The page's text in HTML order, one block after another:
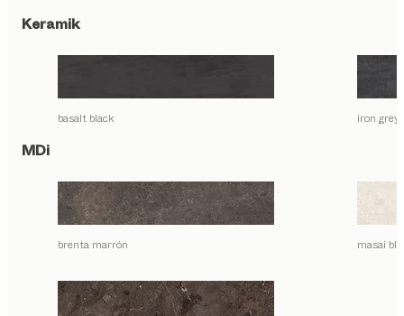
Keramik
basalt black iron grey
MDi
brenta marrón masai